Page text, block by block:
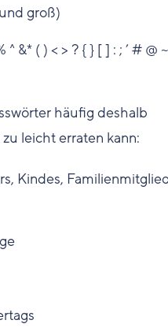
groß)
&* ( ) < > ? { } [ ] : ; ’ # @
häufig deshalb
leicht erraten kann:
Kindes,